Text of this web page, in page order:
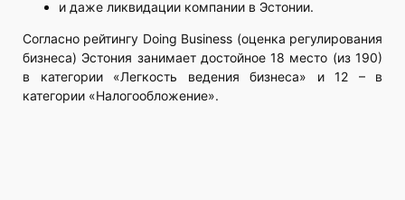
и даже ликвидации компании в Эстонии.
Согласно рейтингу Doing Business (оценка регулирования
бизнеса) Эстония занимает достойное 18 место (из 190)
в категории «Легкость ведения бизнеса» и 12 – в
категории «Налогообложение».